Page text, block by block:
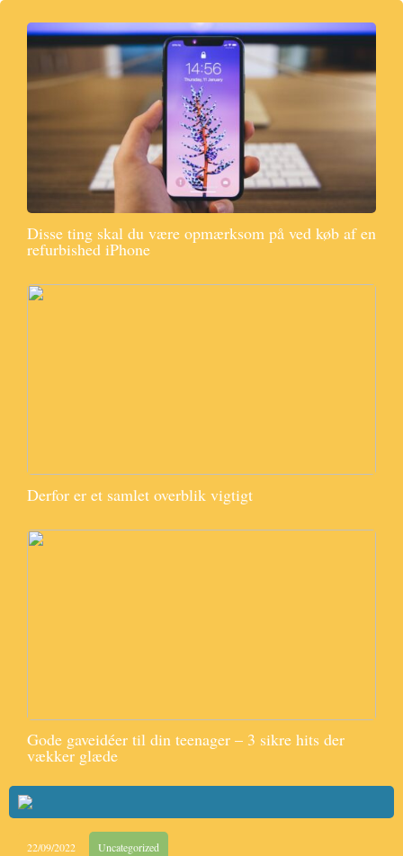
Disse ting skal du være opmærksom på ved køb af en
refurbished iPhone
Derfor er et samlet overblik vigtigt
Gode gaveidéer til din teenager – 3 sikre hits der
vækker glæde
22/09/2022 Uncategorized